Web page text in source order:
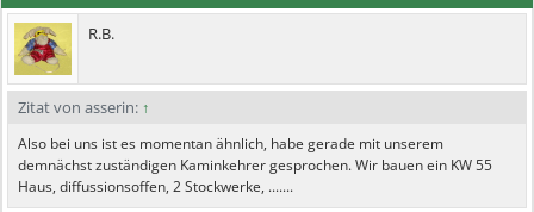
R.B.
Zitat von asserin: ↑
Also bei uns ist es momentan ähnlich, habe gerade mit unserem
demnächst zuständigen Kaminkehrer gesprochen. Wir bauen ein KW 55
Haus, diffussionsoffen, 2 Stockwerke, .......